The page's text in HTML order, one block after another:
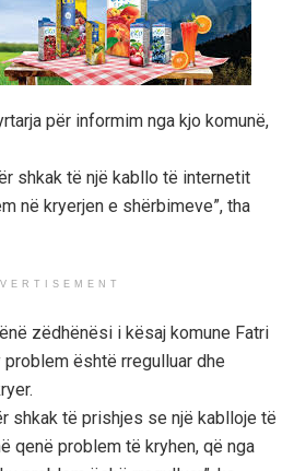
për informim nga kjo komunë,
shkak të një kabllo të internetit
në kryerjen e shërbimeve”, tha
zëdhënësi i kësaj komune Fatri
është rregulluar dhe
shkak të prishjes se një kablloje të
qenë problem të kryhen, që nga